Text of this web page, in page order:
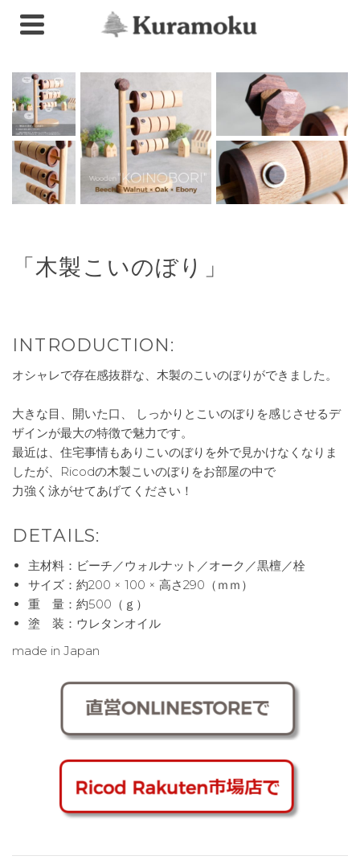
「木製こいのぼり」
INTRODUCTION:
オシャレで存在感抜群な、木製のこいのぼりができました。
大きな目、開いた口、 しっかりとこいのぼりを感じさせるデ
ザインが最大の特徴で魅力です。
最近は、住宅事情もありこいのぼりを外で見かけなくなりま
したが、Ricodの木製こいのぼりをお部屋の中で
力強く泳がせてあげてください！
DETAILS:
主材料：ビーチ／ウォルナット／オーク／黒檀／栓
サイズ：約200 × 100 × 高さ290（ｍｍ）
重 量：約500（ｇ）
塗 装：ウレタンオイル
made in Japan